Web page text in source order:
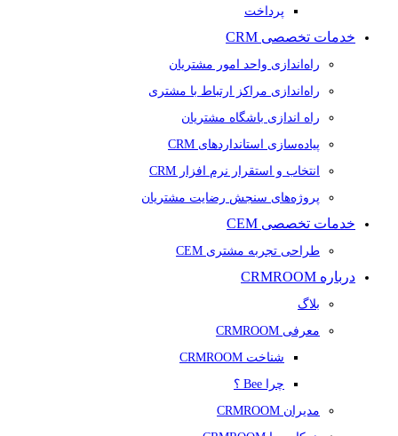
پرداخت
خدمات تخصصی CRM
راه‌اندازی واحد امور مشتریان
راه‌اندازی مراکز ارتباط با مشتری
راه اندازی باشگاه مشتریان
پیاده‌سازی استانداردهای CRM
انتخاب و استقرار نرم افزار CRM
پروژه‌های سنجش رضایت مشتریان
خدمات تخصصی CEM
طراحی تجربه مشتری CEM
درباره CRMROOM
بلاگ
معرفی CRMROOM
شناخت CRMROOM
چرا Bee ؟
مدیران CRMROOM